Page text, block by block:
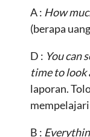
A : How
(berapa
D : You can
time to look
laporan.
B :